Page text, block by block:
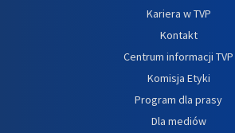
Kariera w TVP
Kontakt
Centrum informacji TVP
Komisja Etyki
Program dla prasy
Dla mediów